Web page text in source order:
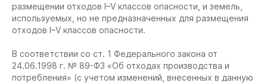
размещении отходов I–V классов опасности, и земель,
используемых, но не предназначенных для размещения
отходов I–V классов опасности.
В соответствии со ст. 1 Федерального закона от
24.06.1998 г. № 89-ФЗ «Об отходах производства и
потребления» (с учетом изменений, внесенных в данную